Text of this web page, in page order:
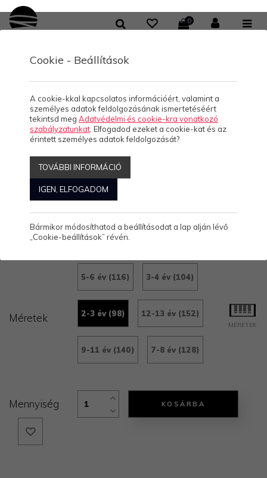
0
BEAR
BEAR
3.490 Ft/db
Méretek
5-6 év (116) 3-4 év (104)
2-3 év (98) 12-13 év (152)
9-11 év (140) 7-8 év (128)
MÉRETEK
Mennyiség KOSÁRBA
Cookie - Beállítások
A cookie-kkal kapcsolatos információért, valamint a
személyes adatok feldolgozásának ismertetéséért
tekintsd meg Adatvédelmi és cookie-kra vonatkozó
szabályzatunkat . Elfogadod ezeket a cookie-kat és az
érintett személyes adatok feldolgozását?
TOVÁBBI INFORMÁCIÓ
IGEN, ELFOGADOM
Bármikor módosíthatod a beállításodat a lap alján lévő
„Cookie-beállítások” révén.